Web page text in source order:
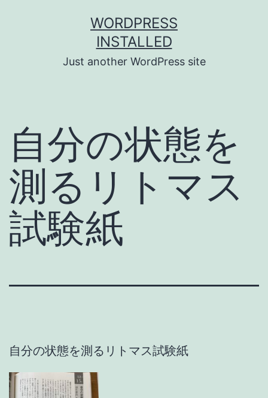
WORDPRESS
INSTALLED
Just another WordPress site
自分の状態を
測るリトマス
試験紙
自分の状態を測るリトマス試験紙